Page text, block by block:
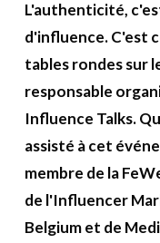
L'authenticité,
d'influence. C'est
tables rondes sur
responsable
Influence Talks.
assisté à cet
membre de la
de l'Influencer
Belgium et de